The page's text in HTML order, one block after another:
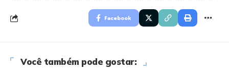
Facebook
Você também pode gostar: